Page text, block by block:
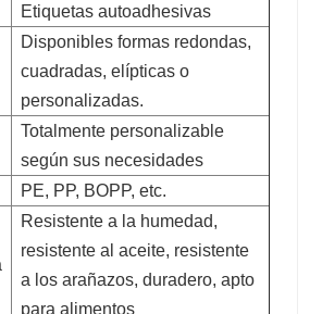
Etiquetas autoadhesivas
Disponibles formas redondas,
cuadradas, elípticas o
personalizadas.
Totalmente personalizable
según sus necesidades
PE, PP, BOPP, etc.
Resistente a la humedad,
resistente al aceite, resistente
a los arañazos, duradero, apto
para alimentos